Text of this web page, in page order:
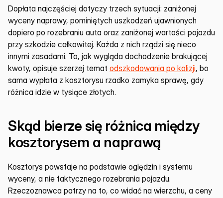
Dopłata najczęściej dotyczy trzech sytuacji: zaniżonej
wyceny naprawy, pominiętych uszkodzeń ujawnionych
dopiero po rozebraniu auta oraz zaniżonej wartości pojazdu
przy szkodzie całkowitej. Każda z nich rządzi się nieco
innymi zasadami. To, jak wygląda dochodzenie brakującej
kwoty, opisuje szerzej temat odszkodowania po kolizji, bo
sama wypłata z kosztorysu rzadko zamyka sprawę, gdy
różnica idzie w tysiące złotych.
Skąd bierze się różnica między
kosztorysem a naprawą
Kosztorys powstaje na podstawie oględzin i systemu
wyceny, a nie faktycznego rozebrania pojazdu.
Rzeczoznawca patrzy na to, co widać na wierzchu, a ceny